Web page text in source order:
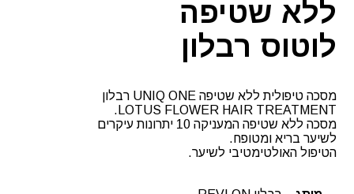
ללא שטיפה
לוטוס רבלון
מסכה טיפולית ללא שטיפה UNIQ ONE רבלון
LOTUS FLOWER HAIR TREATMENT.
מסכה ללא שטיפה המעניקה 10 יתרונות עיקרים
לשיער בריא ומטופח.
הטיפול האולטימטיבי לשיער.